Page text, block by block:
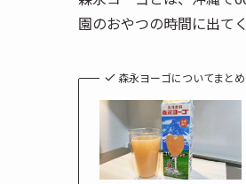
園のおやつの時間に出て
森永ヨーゴについてまと